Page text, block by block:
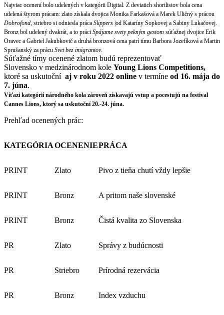
Najviac ocenení bolo udelených v kategórii Digital. Z deviatich shortlistov bola cena
udelená štyrom prácam: zlato získala dvojica Monika Farkašová a Marek Uličný s prácou
Dobrofond, striebro si odniesla práca Slippers |od Kataríny Sopkovej a Sabiny Lukačovej.
Bronz bol udelený dvakrát, a to práci Spájame svety pekným gestom súťažnej dvojice Erik
Oravec a Gabriel Jakubkovič a druhá bronzová cena patrí tímu Barbora Jozefíková a Martin
Sprušanský za prácu Svet bez imigrantov.
Súťažné tímy ocenené zlatom budú reprezentovať
Slovensko v medzinárodnom kole Young Lions Competitions,
ktoré sa uskutoční aj v roku 2022 online v termíne od 16. mája do
7. júna.
Víťazi kategórií národného kola zároveň získavajú vstup a pocestujú na festival
Cannes Lions, ktorý sa uskutoční 20.-24. júna.
Prehľad ocenených prác:
KATEGÓRIAOCENENIEPRÁCA
PRINT Zlato Pivo z tieňa chutí vždy lepšie
PRINT Bronz A pritom naše slovenské
PRINT Bronz Čistá kvalita zo Slovenska
PR Zlato Správy z budúcnosti
PR Striebro Prírodná rezervácia
PR Bronz Index vzduchu